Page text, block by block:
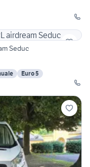
Seduc
Euro 5